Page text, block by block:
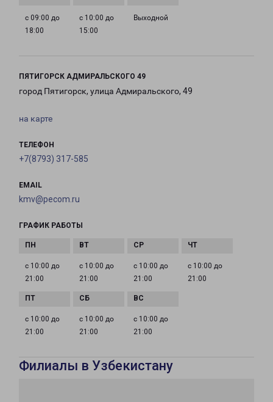
с 09:00 до
18:00
с 10:00 до
15:00
Выходной
ПЯТИГОРСК АДМИРАЛЬСКОГО 49
город Пятигорск, улица Адмиральского, 49
на карте
ТЕЛЕФОН
+7(8793) 317-585
EMAIL
kmv@pecom.ru
ГРАФИК РАБОТЫ
с 10:00 до
21:00
с 10:00 до
21:00
с 10:00 до
21:00
с 10:00 до
21:00
с 10:00 до
21:00
с 10:00 до
21:00
с 10:00 до
21:00
Филиалы в Узбекистану